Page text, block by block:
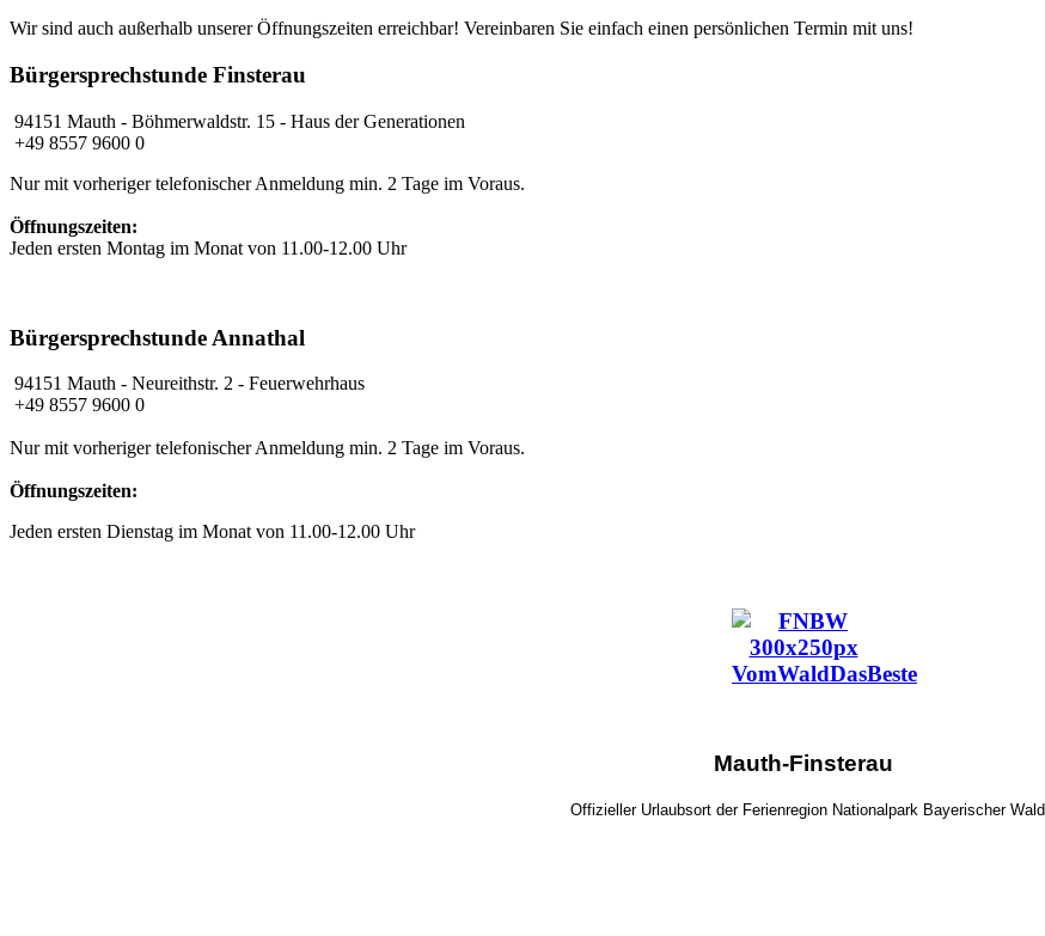
Wir sind auch außerhalb unserer Öffnungszeiten erreichbar! Vereinbaren Sie einfach einen persönlichen Termin mit uns!
Bürgersprechstunde Finsterau
94151 Mauth - Böhmerwaldstr. 15 - Haus der Generationen
+49 8557 9600 0
Nur mit vorheriger telefonischer Anmeldung min. 2 Tage im Voraus.
Öffnungszeiten:
Jeden ersten Montag im Monat von 11.00-12.00 Uhr
Bürgersprechstunde Annathal
94151 Mauth - Neureithstr. 2 - Feuerwehrhaus
+49 8557 9600 0
Nur mit vorheriger telefonischer Anmeldung min. 2 Tage im Voraus.
Öffnungszeiten:
Jeden ersten Dienstag im Monat von 11.00-12.00 Uhr
Mauth-Finsterau
Offizieller Urlaubsort der Ferienregion Nationalpark Bayerischer Wald